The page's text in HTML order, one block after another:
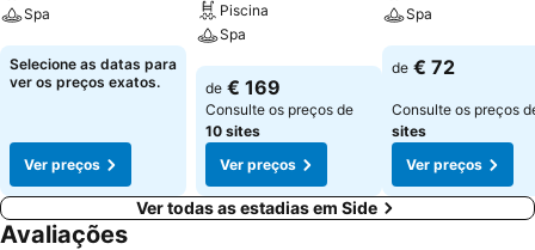
Spa
Ver preços
Selecione as datas para
ver os preços exatos.
Ver preços
Piscina
Spa
Ver preços
de € 169
Consulte os preços de
10 sites
Ver preços
Spa
Ver preços
de € 72
Consulte os preços
sites
Ver preços
Ver todas as estadias em Side
Avaliações